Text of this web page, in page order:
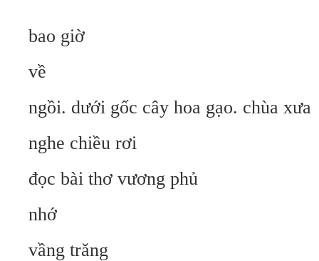
bao giờ
về
ngồi. dưới gốc cây hoa gạo. chùa xưa
nghe chiều rơi
đọc bài thơ vương phủ
nhớ
vầng trăng